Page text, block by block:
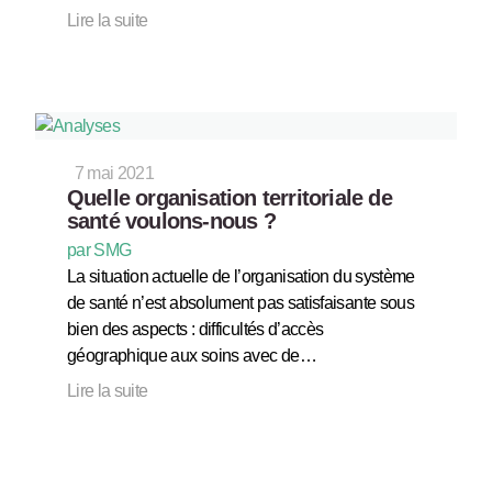
Lire la suite
7 mai 2021
Quelle organisation territoriale de
santé voulons-nous ?
par SMG
La situation actuelle de l’organisation du système
de santé n’est absolument pas satisfaisante sous
bien des aspects : difficultés d’accès
géographique aux soins avec de…
Lire la suite